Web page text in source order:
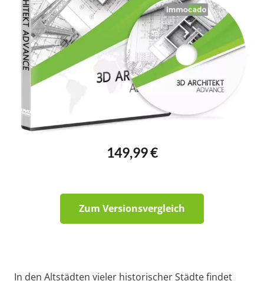
149,99 €
Zum Versionsvergleich
In den Altstädten vieler historischer Städte findet